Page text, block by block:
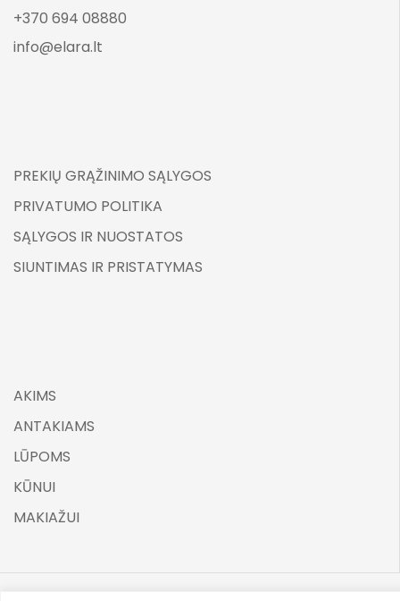
+370 694 08880
info@elara.lt
PREKIŲ GRĄŽINIMO SĄLYGOS
PRIVATUMO POLITIKA
SĄLYGOS IR NUOSTATOS
SIUNTIMAS IR PRISTATYMAS
AKIMS
ANTAKIAMS
LŪPOMS
KŪNUI
MAKIAŽUI